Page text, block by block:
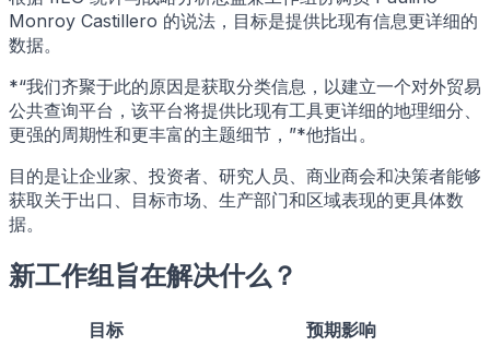
Monroy Castillero 的说法，目标是提供比现有信息更详细的
数据。
*“我们齐聚于此的原因是获取分类信息，以建立一个对外贸易
公共查询平台，该平台将提供比现有工具更详细的地理细分、
更强的周期性和更丰富的主题细节，”*他指出。
目的是让企业家、投资者、研究人员、商业商会和决策者能够
获取关于出口、目标市场、生产部门和区域表现的更具体数
据。
新工作组旨在解决什么？
目标
预期影响